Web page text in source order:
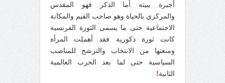
أجيرة ببيته أما الذكر فهو المقدس
والمركزي بالحياة وهو صاحب القيم والمكانة
الاجتماعية حتى ما يسمى الثورة الفرنسية
كانت ثورة ذكورية فقد أهملت المرأة
ومنعتها من الانتخاب والترشح للمناصب
السياسية حتى لما بعد الحرب العالمية
الثانية!